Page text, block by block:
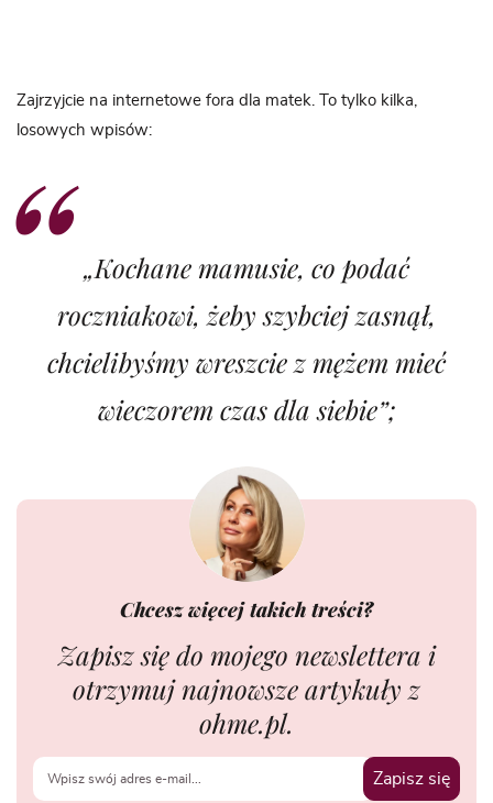
Zajrzyjcie na internetowe fora dla matek. To tylko kilka,
losowych wpisów:
„Kochane mamusie, co podać
roczniakowi, żeby szybciej zasnął,
chcielibyśmy wreszcie z mężem mieć
wieczorem czas dla siebie”;
Chcesz więcej takich treści?
Zapisz się do mojego newslettera i
otrzymuj najnowsze artykuły z
ohme.pl.
Zapisz się